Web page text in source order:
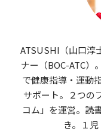
ATSUSHI（山口淳
ナー（BOC-ATC）
で健康指導・運動
サポート。２つの
コム」を運営。読
き。１児